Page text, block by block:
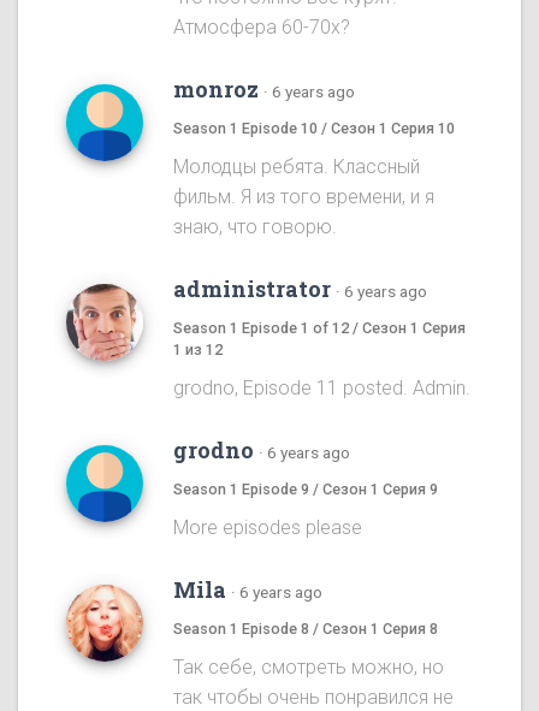
Атмосфера 60-70х?
monroz · 6 years ago
Season 1 Episode 10 / Сезон 1 Серия 10
Молодцы ребята. Классный
фильм. Я из того времени, и я
знаю, что говорю.
administrator · 6 years ago
Season 1 Episode 1 of 12 / Сезон 1 Серия
1 из 12
grodno, Episode 11 posted. Admin.
grodno · 6 years ago
Season 1 Episode 9 / Сезон 1 Серия 9
More episodes please
Mila · 6 years ago
Season 1 Episode 8 / Сезон 1 Серия 8
Так себе, смотреть можно, но
так чтобы очень понравился не